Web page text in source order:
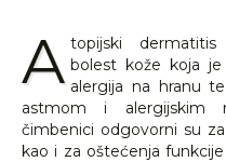
A topijski
bolest kože koja
alergija na hranu
astmom i alergijskim
čimbenici odgovorni su
kao i za oštećenja